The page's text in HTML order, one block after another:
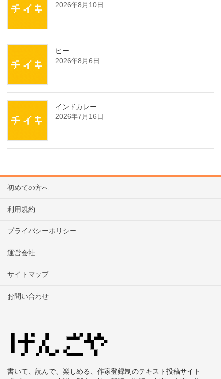
2026年8月10日
ピー
2026年8月6日
インドカレー
2026年7月16日
初めての方へ
利用規約
プライバシーポリシー
運営会社
サイトマップ
お問い合わせ
書いて、読んで、楽しめる、作家登録制のテキスト投稿サイト